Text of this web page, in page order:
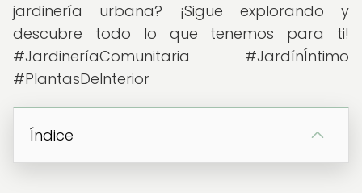
jardinería urbana? ¡Sigue explorando y
descubre todo lo que tenemos para ti!
#JardineríaComunitaria #JardínÍntimo
#PlantasDeInterior
Índice